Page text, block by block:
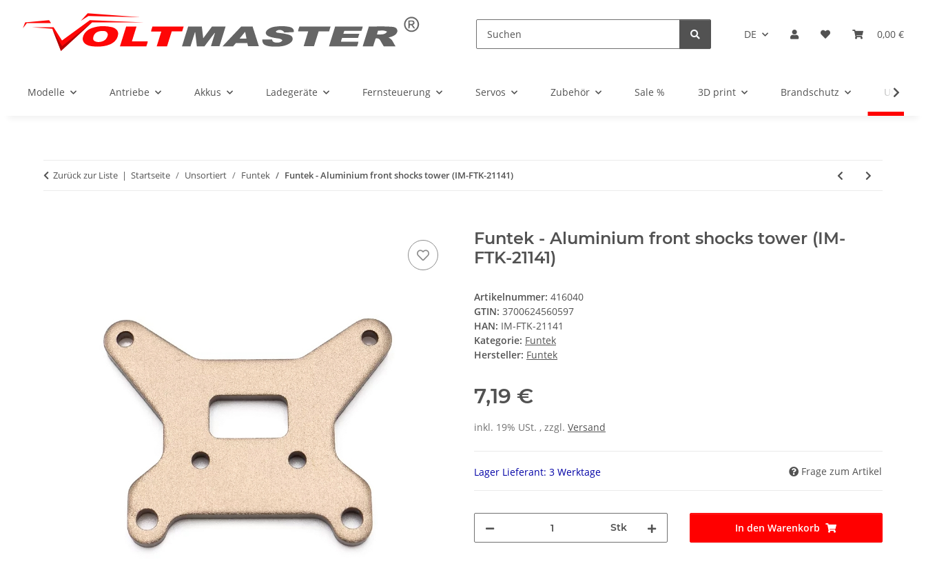
DE 0,00 €
Modelle Antriebe Akkus Ladegeräte Fernsteuerung Servos Zubehör Sale % 3D print Brandschutz
Zurück zur Liste Startseite Unsortiert Funtek Funtek - Aluminium front shocks tower (IM-FTK-21141)
Funtek - Aluminium front shocks tower (IM-
FTK-21141)
Artikelnummer: 416040
GTIN: 3700624560597
HAN: IM-FTK-21141
Kategorie: Funtek
Hersteller: Funtek
7,19 €
inkl. 19% USt. , zzgl. Versand
Lager Lieferant: 3 Werktage Frage zum Artikel
Stk In den Warenkorb